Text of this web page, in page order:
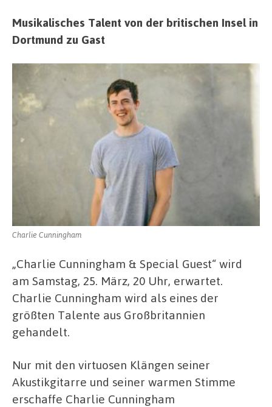
Musikalisches Talent von der britischen Insel in
Dortmund zu Gast
Charlie Cunningham
„Charlie Cunningham & Special Guest“ wird
am Samstag, 25. März, 20 Uhr, erwartet.
Charlie Cunningham wird als eines der
größten Talente aus Großbritannien
gehandelt.
Nur mit den virtuosen Klängen seiner
Akustikgitarre und seiner warmen Stimme
erschaffe Charlie Cunningham